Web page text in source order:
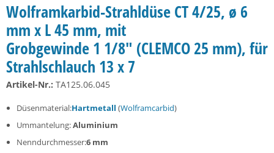
Wolframkarbid-Strahldüse CT 4/25, ø 6
mm x L 45 mm, mit
Grobgewinde 1 1/8" (CLEMCO 25 mm), für
Strahlschlauch 13 x 7
Artikel-Nr.: TA125.06.045
Düsenmaterial:Hartmetall (Wolframcarbid)
Ummantelung:Aluminium
Nenndurchmesser:6 mm